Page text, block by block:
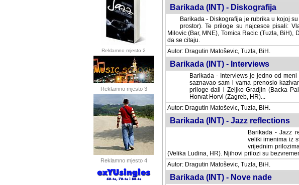
Reklamno mjesto 2
Reklamno mjesto 3
Reklamno mjesto 4
Barikada (INT) - Diskografija
Barikada - Diskografija je rubrika u kojoj
prostor). Te priloge su najcesce pisali:
(Bar, MNE), Tomica Racic (Tuzla, BiH), Dinko
citaju.
Autor: Dragutin Matoševic, Tuzla, BiH.
Barikada (INT) - Interviews
Barikada - Interviews je jedno od
saznavao sam i vama prenosio
priloge dali i Zeljko Gradjin (Backa
Horvat Horvi (Zagreb, HR)...
Autor: Dragutin Matoševic, Tuzla, BiH.
Barikada (INT) - Jazz reflections
Barikada - Jazz
imenima iz
vrijednim
(Velika Ludina, HR). Njihovi prilozi su
Autor: Dragutin Matoševic, Tuzla, BiH.
Barikada (INT) - Nove nade